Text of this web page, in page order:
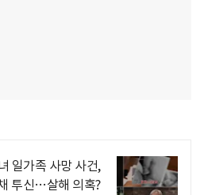
일가족 사망 사건,
투신…살해 의혹?